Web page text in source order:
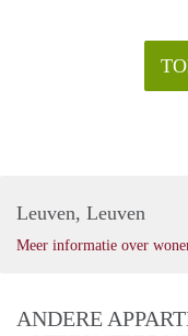
Leuven, Leuven
Meer informatie over
ANDERE